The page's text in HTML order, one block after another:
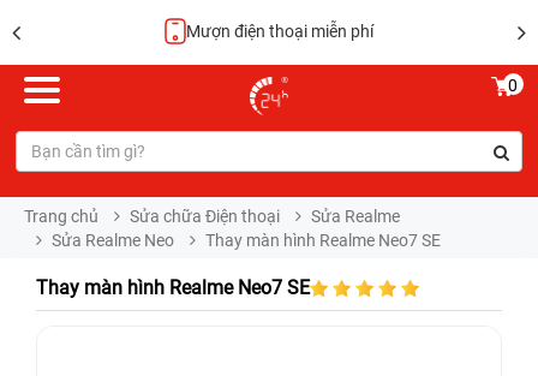
Hoàn tiền 100%
0
Trang chủ Sửa chữa Điện thoại
Sửa Realme
Sửa Realme Neo
Thay màn hình Realme Neo7 SE
Thay màn hình Realme Neo7 SE